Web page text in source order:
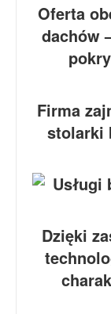
Oferta
dachów
Firma
stolarki
Dzięki